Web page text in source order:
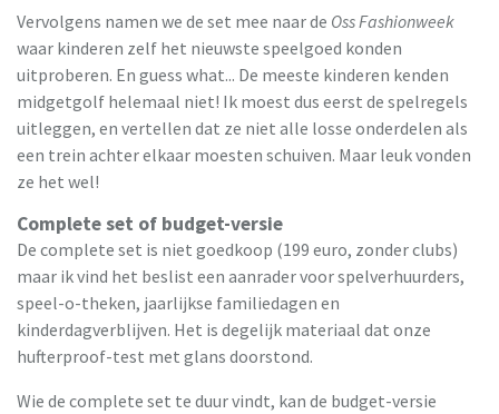
Vervolgens namen we de set mee naar de Oss Fashionweek
waar kinderen zelf het nieuwste speelgoed konden
uitproberen. En guess what... De meeste kinderen kenden
midgetgolf helemaal niet! Ik moest dus eerst de spelregels
uitleggen, en vertellen dat ze niet alle losse onderdelen als
een trein achter elkaar moesten schuiven. Maar leuk vonden
ze het wel!
Complete set of budget-versie
De complete set is niet goedkoop (199 euro, zonder clubs)
maar ik vind het beslist een aanrader voor spelverhuurders,
speel-o-theken, jaarlijkse familiedagen en
kinderdagverblijven. Het is degelijk materiaal dat onze
hufterproof-test met glans doorstond.
Wie de complete set te duur vindt, kan de budget-versie